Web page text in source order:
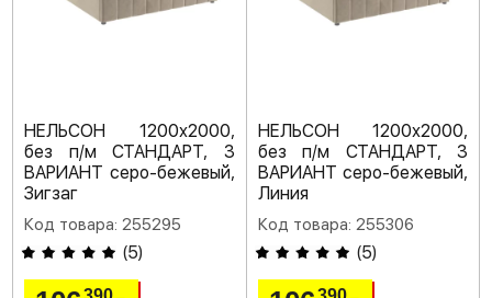
НЕЛЬСОН 1200х2000,
без п/м СТАНДАРТ, 3
ВАРИАНТ серо-бежевый,
Зигзаг
Код товара: 255295
(5)
НЕЛЬСОН 1200х2000,
без п/м СТАНДАРТ, 3
ВАРИАНТ серо-бежевый,
Линия
Код товара: 255306
(5)